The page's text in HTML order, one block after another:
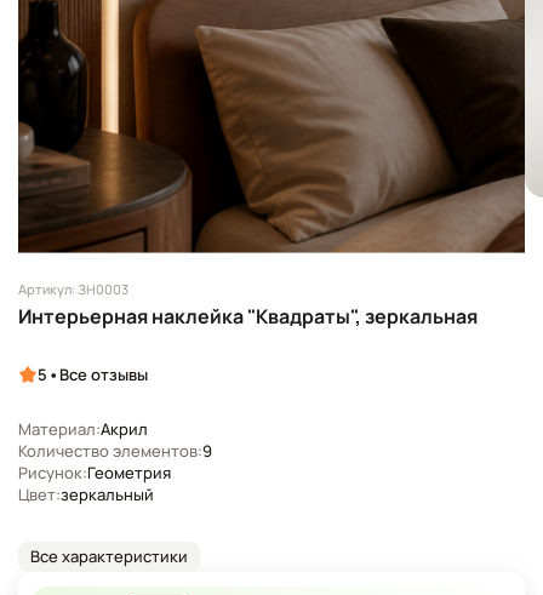
Артикул: ЗН0003
Интерьерная наклейка "Квадраты", зеркальная
5 • Все отзывы
Материал:Акрил
Количество элементов:9
Рисунок:Геометрия
Цвет:зеркальный
Все характеристики